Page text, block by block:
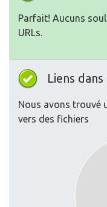
Parfait! Aucuns
URLs.
Liens
Nous avons trouvé
vers des fichiers